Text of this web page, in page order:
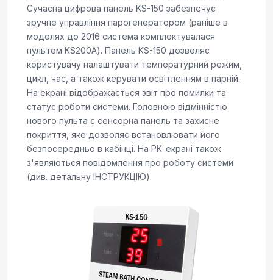
Сучасна цифрова панель KS-150 забезпечує
зручне управління парогенератором (раніше в
моделях до 2016 система комплектувалася
пультом KS200A). Панель KS-150 дозволяє
користувачу налаштувати температурний режим,
цикл, час, а також керувати освітленням в парній.
На екрані відображається звіт про помилки та
статус роботи системи. Головною відмінністю
нового пульта є сенсорна панель та захисне
покриття, яке дозволяє встановлювати його
безпосередньо в кабінці. На РК-екрані також
з'являються повідомлення про роботу системи
(див. детальну ІНСТРУКЦІЮ).